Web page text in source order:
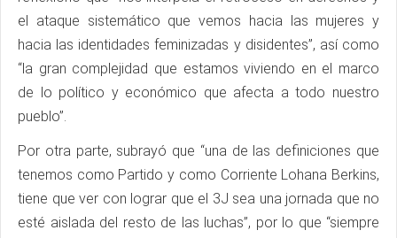
el ataque sistemático que vemos hacia las mujeres y
hacia las identidades feminizadas y disidentes”, así como
“la gran complejidad que estamos viviendo en el marco
de lo político y económico que afecta a todo nuestro
pueblo”.
Por otra parte, subrayó que “una de las definiciones que
tenemos como Partido y como Corriente Lohana Berkins,
tiene que ver con lograr que el 3J sea una jornada que no
esté aislada del resto de las luchas”, por lo que “siempre